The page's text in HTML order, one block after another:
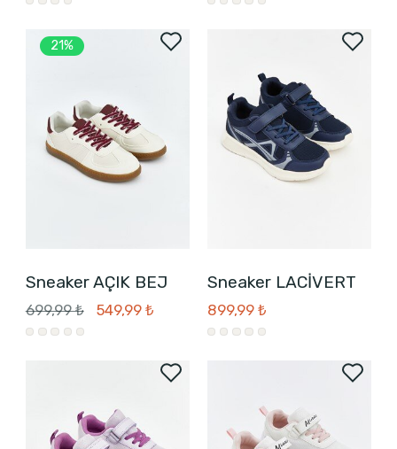
21%
Sneaker AÇIK BEJ
699,99 ₺ 549,99 ₺
Sneaker LACİVERT
899,99 ₺